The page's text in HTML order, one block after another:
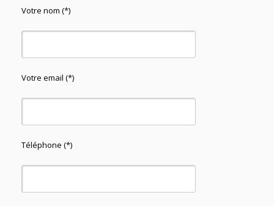
Votre nom (*)
Votre email (*)
Téléphone (*)